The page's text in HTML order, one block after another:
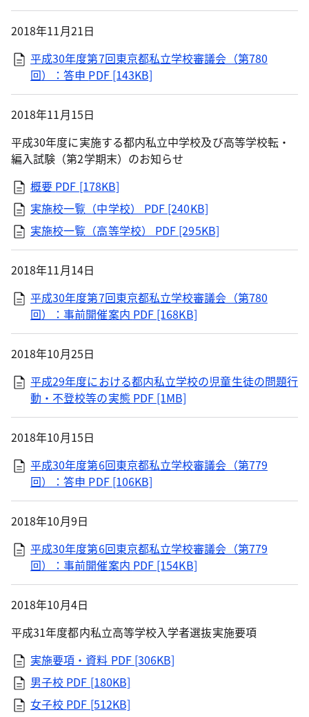
2018年11月21日
平成30年度第7回東京都私立学校審議会（第780
回）：答申 PDF [143KB]
2018年11月15日
平成30年度に実施する都内私立中学校及び高等学校転・
編入試験（第2学期末）のお知らせ
概要 PDF [178KB]
実施校一覧（中学校） PDF [240KB]
実施校一覧（高等学校） PDF [295KB]
2018年11月14日
平成30年度第7回東京都私立学校審議会（第780
回）：事前開催案内 PDF [168KB]
2018年10月25日
平成29年度における都内私立学校の児童生徒の問題行
動・不登校等の実態 PDF [1MB]
2018年10月15日
平成30年度第6回東京都私立学校審議会（第779
回）：答申 PDF [106KB]
2018年10月9日
平成30年度第6回東京都私立学校審議会（第779
回）：事前開催案内 PDF [154KB]
2018年10月4日
平成31年度都内私立高等学校入学者選抜実施要項
実施要項・資料 PDF [306KB]
男子校 PDF [180KB]
女子校 PDF [512KB]